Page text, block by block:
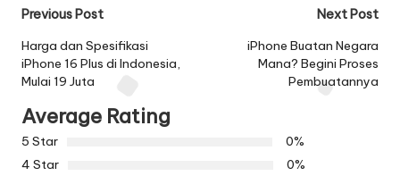
Post
navigation
Previous Post
Harga dan Spesifikasi
iPhone 16 Plus di Indonesia,
Mulai 19 Juta
Next Post
iPhone Buatan Negara
Mana? Begini Proses
Pembuatannya
Average Rating
5 Star
0%
4 Star
0%